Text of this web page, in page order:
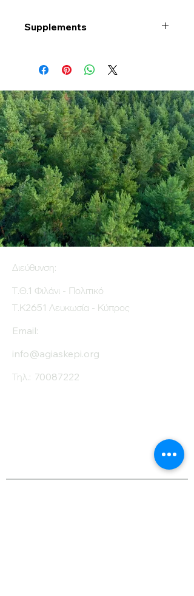
Supplements
Διεύθυνση:
Τ.Θ.1 Φιλάνι - Πολιτικό
Τ.Κ2651 Λευκωσία - Κύπρος
Email:
info@agiaskepi.org
Τηλ.: 70087222